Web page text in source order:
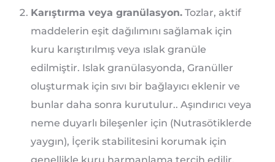
Karıştırma veya granülasyon. Tozlar, aktif
maddelerin eşit dağılımını sağlamak için
kuru karıştırılmış veya ıslak granüle
edilmiştir. Islak granülasyonda, Granüller
oluşturmak için sıvı bir bağlayıcı eklenir ve
bunlar daha sonra kurutulur.. Aşındırıcı veya
neme duyarlı bileşenler için (Nutrasötiklerde
yaygın), İçerik stabilitesini korumak için
genellikle kuru harmanlama tercih edilir.